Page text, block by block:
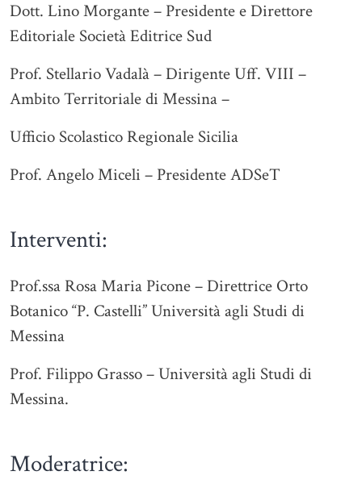
Dott. Lino Morgante – Presidente e Direttore
Editoriale Società Editrice Sud
Prof. Stellario Vadalà – Dirigente Uff. VIII –
Ambito Territoriale di Messina –
Ufficio Scolastico Regionale Sicilia
Prof. Angelo Miceli – Presidente ADSeT
Interventi:
Prof.ssa Rosa Maria Picone – Direttrice Orto
Botanico “P. Castelli” Università agli Studi di
Messina
Prof. Filippo Grasso – Università agli Studi di
Messina.
Moderatrice: